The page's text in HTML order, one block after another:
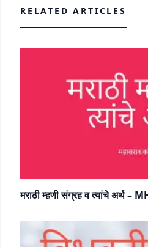
RELATED ARTICLES
मराठी म्हणी संग्रह व त्यांचे अर्थ